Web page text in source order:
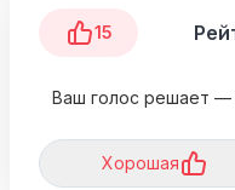
15
Ваш голос решает —
Хорошая